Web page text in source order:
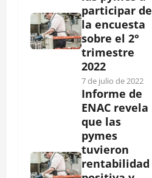
participar de
la encuesta
sobre el 2°
trimestre
2022
7 de julio de 2022
Informe de
ENAC revela
que las
pymes
tuvieron
rentabilidad